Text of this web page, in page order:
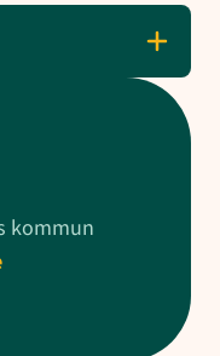
kommun